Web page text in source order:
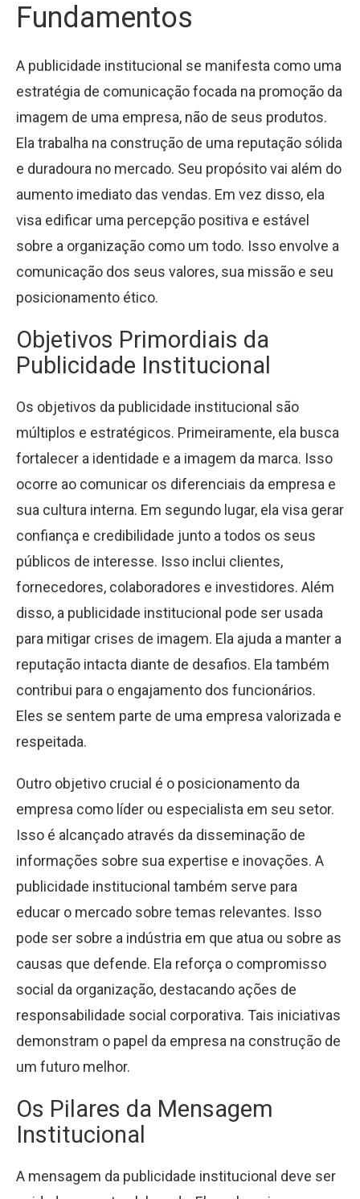
Fundamentos
A publicidade institucional se manifesta como uma
estratégia de comunicação focada na promoção da
imagem de uma empresa, não de seus produtos.
Ela trabalha na construção de uma reputação sólida
e duradoura no mercado. Seu propósito vai além do
aumento imediato das vendas. Em vez disso, ela
visa edificar uma percepção positiva e estável
sobre a organização como um todo. Isso envolve a
comunicação dos seus valores, sua missão e seu
posicionamento ético.
Objetivos Primordiais da
Publicidade Institucional
Os objetivos da publicidade institucional são
múltiplos e estratégicos. Primeiramente, ela busca
fortalecer a identidade e a imagem da marca. Isso
ocorre ao comunicar os diferenciais da empresa e
sua cultura interna. Em segundo lugar, ela visa gerar
confiança e credibilidade junto a todos os seus
públicos de interesse. Isso inclui clientes,
fornecedores, colaboradores e investidores. Além
disso, a publicidade institucional pode ser usada
para mitigar crises de imagem. Ela ajuda a manter a
reputação intacta diante de desafios. Ela também
contribui para o engajamento dos funcionários.
Eles se sentem parte de uma empresa valorizada e
respeitada.
Outro objetivo crucial é o posicionamento da
empresa como líder ou especialista em seu setor.
Isso é alcançado através da disseminação de
informações sobre sua expertise e inovações. A
publicidade institucional também serve para
educar o mercado sobre temas relevantes. Isso
pode ser sobre a indústria em que atua ou sobre as
causas que defende. Ela reforça o compromisso
social da organização, destacando ações de
responsabilidade social corporativa. Tais iniciativas
demonstram o papel da empresa na construção de
um futuro melhor.
Os Pilares da Mensagem
Institucional
A mensagem da publicidade institucional deve ser